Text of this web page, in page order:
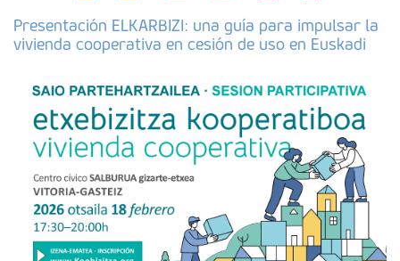
Presentación ELKARBIZI: una guía para impulsar la
vivienda cooperativa en cesión de uso en Euskadi